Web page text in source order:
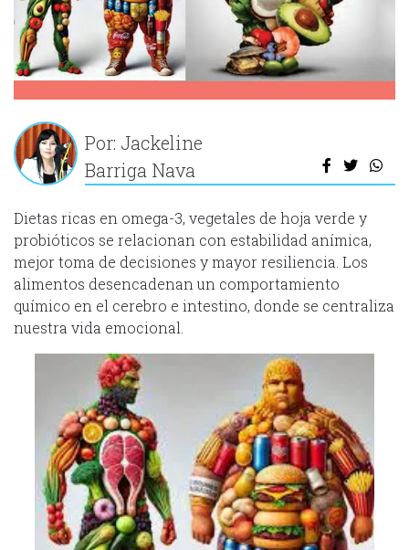
Por: Jackeline
Barriga Nava
Dietas ricas en omega-3, vegetales de hoja verde y
probióticos se relacionan con estabilidad anímica,
mejor toma de decisiones y mayor resiliencia. Los
alimentos desencadenan un comportamiento
químico en el cerebro e intestino, donde se centraliza
nuestra vida emocional.